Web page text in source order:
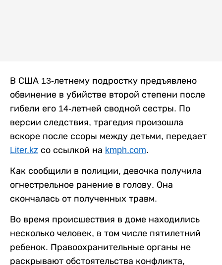
В США 13-летнему подростку предъявлено
обвинение в убийстве второй степени после
гибели его 14-летней сводной сестры. По
версии следствия, трагедия произошла
вскоре после ссоры между детьми, передает
Liter.kz со ссылкой на kmph.com.
Как сообщили в полиции, девочка получила
огнестрельное ранение в голову. Она
скончалась от полученных травм.
Во время происшествия в доме находились
несколько человек, в том числе пятилетний
ребенок. Правоохранительные органы не
раскрывают обстоятельства конфликта,